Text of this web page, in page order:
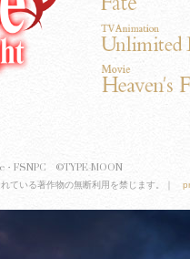
・FSNPC ©TYPE-MOON
ている著作物の無断利用を禁じます。｜